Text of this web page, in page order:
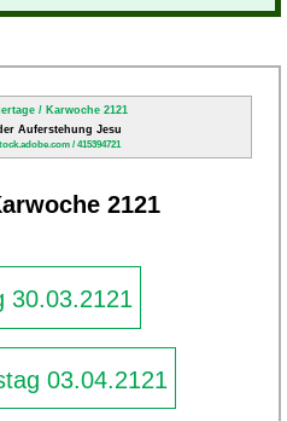
Auferstehung Jesu
/ 415394721
2121
30.03.2121
03.04.2121